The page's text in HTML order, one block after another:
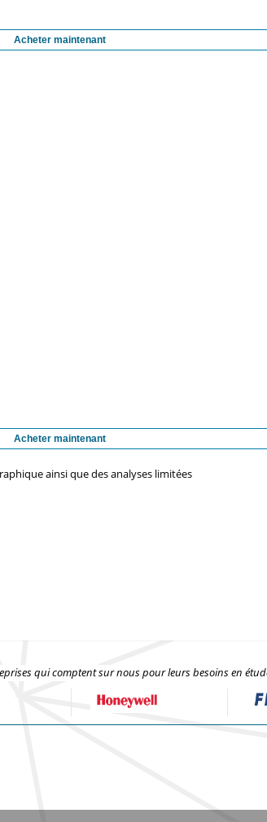
Acheter maintenant
Acheter maintenant
ainsi que des analyses limitées
qui comptent sur nous pour leurs besoins en